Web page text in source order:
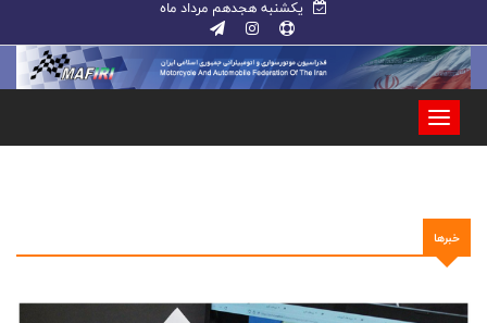
یکشنبه هجدهم مرداد ماه
خبرها